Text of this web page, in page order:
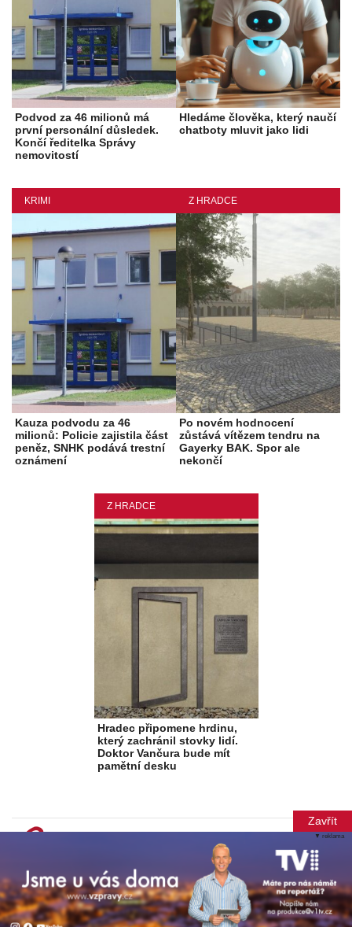
Podvod za 46 milionů má
první personální důsledek.
Končí ředitelka Správy
nemovitostí
Hledáme člověka, který naučí
chatboty mluvit jako lidi
KRIMI
Kauza podvodu za 46
milionů: Policie zajistila část
peněz, SNHK podává trestní
oznámení
Z HRADCE
Po novém hodnocení
zůstává vítězem tendru na
Gayerky BAK. Spor ale
nekončí
Z HRADCE
Hradec připomene hrdinu,
který zachránil stovky lidí.
Doktor Vančura bude mít
pamětní desku
© Copyright 2012-2026 TN Média s.r.o.
Při poskytování služeb nám pomáhají soubory cookie. Vytvořila Xantipa Agency s.r.o.
Mapa webu Redakce
▼ reklama
Zavřít